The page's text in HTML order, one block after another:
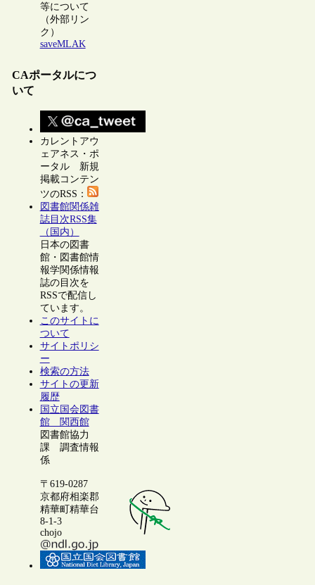
等について
（外部リン
ク）
saveMLAK
CAポータルにつ
いて
カレントアウ
ェアネス・ポ
ータル 新規
掲載コンテン
ツのRSS：
図書館関係雑
誌目次RSS集
（国内）
日本の図書
館・図書館情
報学関係情報
誌の目次を
RSSで配信し
ています。
このサイトに
ついて
サイトポリシ
ー
検索の方法
サイトの更新
履歴
国立国会図書
館 関西館
図書館協力
課 調査情報
係
〒619-0287
京都府相楽郡
精華町精華台
8-1-3
chojo